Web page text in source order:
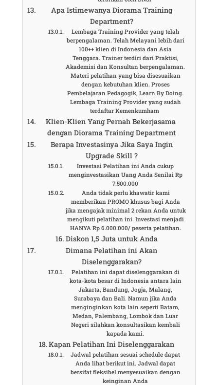
Apa Istimewanya Diorama Training
Department?
Lembaga Training Provider yang telah
berpengalaman. Telah Melayani lebih dari
100++ klien di Indonesia dan Asia
Tenggara. Trainer terdiri dari Praktisi,
Akademisi dan Konsultan berpengalaman.
Materi pelatihan yang bisa disesuaikan
dengan kebutuhan klien. Proses
Pembelajaran Pedagogik, Learn By Doing.
Lembaga Training Provider yang sudah
terdaftar Kemenkumham
Klien-Klien Yang Pernah Bekerjasama
dengan Diorama Training Department
Berapa Investasinya Jika Saya Ingin
Upgrade Skill ?
Investasi Pelatihan ini Anda cukup
menginvestasikan Uang Anda Senilai Rp
7.500.000
Anda tidak perlu khawatir kami
memberikan PROMO khusus bagi Anda
jika mengajak minimal 2 rekan Anda untuk
mengikuti pelatihan ini. Investasi menjadi
HANYA Rp 6.000.000/ peserta pelatihan.
Diskon 1,5 Juta untuk Anda
Dimana Pelatihan ini Akan
Diselenggarakan?
Pelatihan ini dapat diselenggarakan di
kota-kota besar di Indonesia antara lain
Jakarta, Bandung, Jogja, Malang,
Surabaya dan Bali. Namun jika Anda
menginginkan kota lain seperti Batam,
Medan, Palembang, Lombok dan Luar
Negeri silahkan konsultasikan kembali
kapada kami.
Kapan Pelatihan Ini Diselenggarakan
Jadwal pelatihan sesuai schedule dapat
Anda lihat berikut ini. Jadwal dapat
bersifat fleksibel menyesuaikan dengan
keinginan Anda